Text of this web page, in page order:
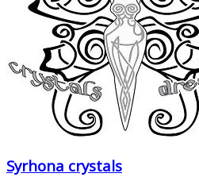
Syrhona crystals